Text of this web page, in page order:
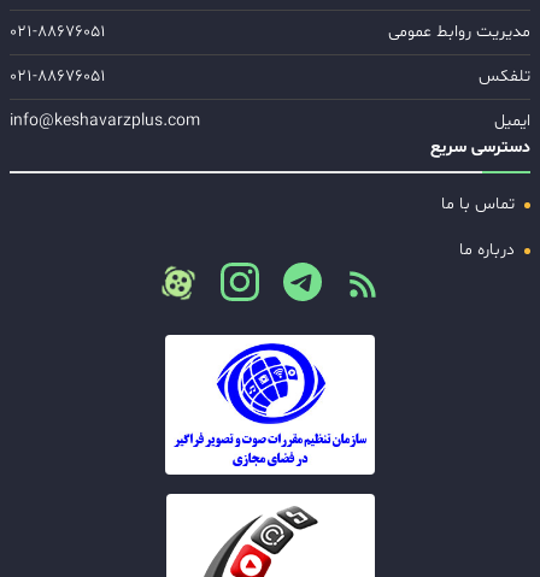
مدیریت روابط عمومی
۰۲۱-۸۸۶۷۶۰۵۱
تلفکس
۰۲۱-۸۸۶۷۶۰۵۱
ایمیل
info@keshavarzplus.com
دسترسی سریع
تماس با ما
درباره ما